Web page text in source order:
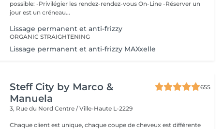
possible: -Privilégier les rendez-rendez-vous On-Line -Réserver un
jour est un créneau...
Lissage permanent et anti-frizzy
ORGANIC STRAIGHTENING
Lissage permanent et anti-frizzy MAXxelle
Steff City by Marco &
Manuela
655
3, Rue du NordCentre / Ville-Haute L-2229
Chaque client est unique, chaque coupe de cheveux est différente